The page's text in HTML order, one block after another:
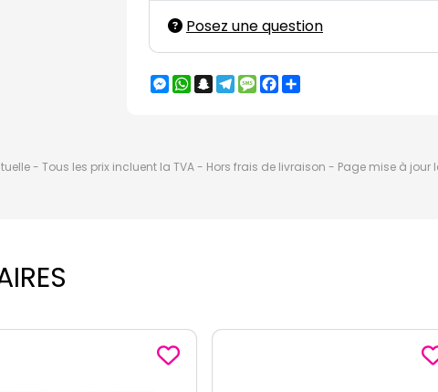
Posez une question
Messenger
WhatsApp
Snapchat
Telegram
MessageFacebook
- Tous les prix incluent la TVA - Hors frais de livraison - Page mise à jour